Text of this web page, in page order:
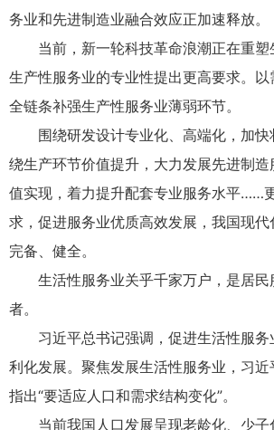
务业和先进制造业融合效应正加速释放。
当前，新一轮科技革命浪潮正在重
生产性服务业的专业性提出更高要求。
全链条补强生产性服务业薄弱环节。
围绕研发设计专业化、高端化，加
绕生产环节价值提升，大力发展先进制
值实现，着力提升配套专业服务水平……
求，促进服务业优质高效发展，我国现
完备、健全。
生活性服务业关乎千家万户，是居
者。
习近平总书记强调，促进生活性服
利化发展。聚焦发展生活性服务业，习
指出“要适应人口和需求结构变化”。
当前我国人口发展呈现老龄化、少子